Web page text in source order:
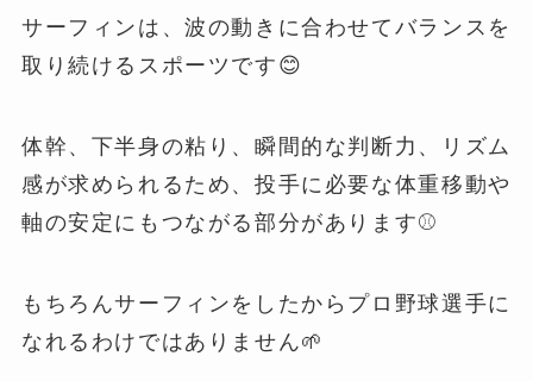
サーフィンは、波の動きに合わせてバランスを
取り続けるスポーツです😊
体幹、下半身の粘り、瞬間的な判断力、リズム
感が求められるため、投手に必要な体重移動や
軸の安定にもつながる部分があります⚾️
もちろんサーフィンをしたからプロ野球選手に
なれるわけではありません🌱